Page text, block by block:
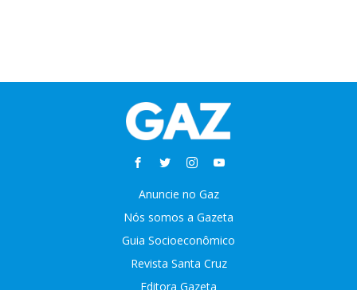
Anuncie no Gaz
Nós somos a Gazeta
Guia Socioeconômico
Revista Santa Cruz
Editora Gazeta